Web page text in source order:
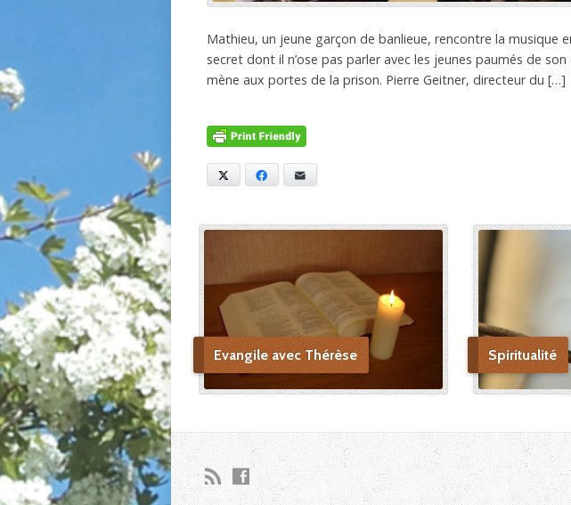
Mathieu, un jeune garçon de banlieue, rencontre la musique
secret dont il n’ose pas parler avec les jeunes paumés de
mène aux portes de la prison. Pierre Geitner, directeur du […]
Facebook
Evangile avec Thérèse Spiritualité